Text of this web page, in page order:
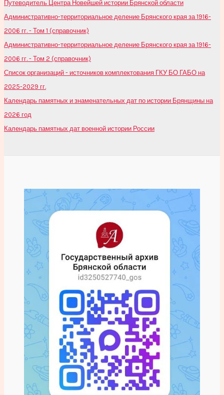
Путеводитель Центра Новейшей истории Брянской области
Административно-территориальное деление Брянского края за 1916-
2006 гг. - Том 1 (справочник)
Административно-территориальное деление Брянского края за 1916-
2006 гг. - Том 2 (справочник)
Список организаций - источников комплектования ГКУ БО ГАБО на
2025-2029 гг.
Календарь памятных и знаменательных дат по истории Брянщины на
2026 год
Календарь памятных дат военной истории России